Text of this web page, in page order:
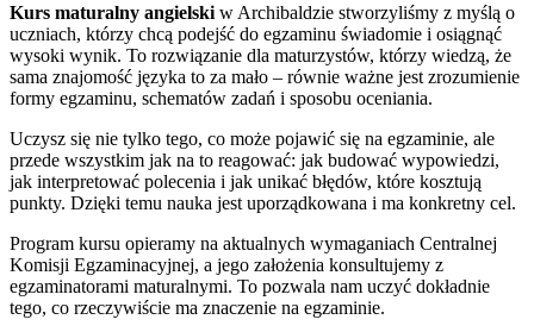
Kurs maturalny angielski w Archibaldzie stworzyliśmy z myślą o
uczniach, którzy chcą podejść do egzaminu świadomie i osiągnąć
wysoki wynik. To rozwiązanie dla maturzystów, którzy wiedzą, że
sama znajomość języka to za mało – równie ważne jest zrozumienie
formy egzaminu, schematów zadań i sposobu oceniania.
Uczysz się nie tylko tego, co może pojawić się na egzaminie, ale
przede wszystkim jak na to reagować: jak budować wypowiedzi,
jak interpretować polecenia i jak unikać błędów, które kosztują
punkty. Dzięki temu nauka jest uporządkowana i ma konkretny cel.
Program kursu opieramy na aktualnych wymaganiach Centralnej
Komisji Egzaminacyjnej, a jego założenia konsultujemy z
egzaminatorami maturalnymi. To pozwala nam uczyć dokładnie
tego, co rzeczywiście ma znaczenie na egzaminie.